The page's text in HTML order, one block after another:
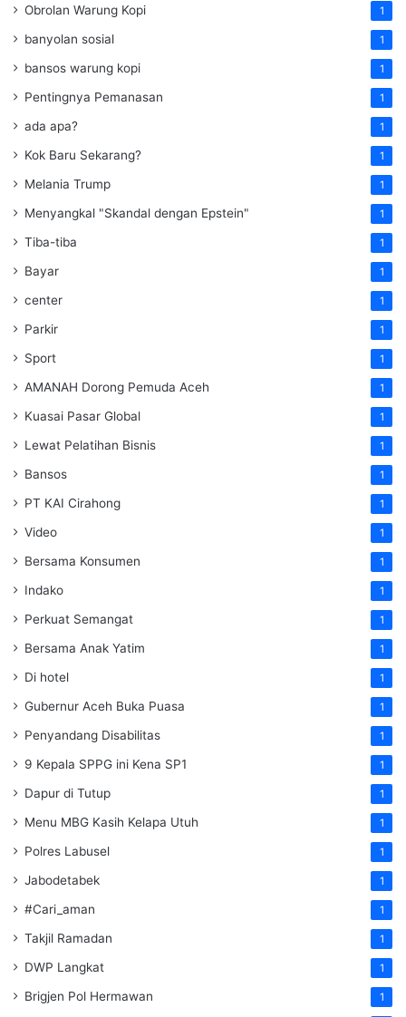
Obrolan Warung Kopi 1
banyolan sosial 1
bansos warung kopi 1
Pentingnya Pemanasan 1
ada apa? 1
Kok Baru Sekarang? 1
Melania Trump 1
Menyangkal "Skandal dengan Epstein" 1
Tiba-tiba 1
Bayar 1
center 1
Parkir 1
Sport 1
AMANAH Dorong Pemuda Aceh 1
Kuasai Pasar Global 1
Lewat Pelatihan Bisnis 1
Bansos 1
PT KAI Cirahong 1
Video 1
Bersama Konsumen 1
Indako 1
Perkuat Semangat 1
Bersama Anak Yatim 1
Di hotel 1
Gubernur Aceh Buka Puasa 1
Penyandang Disabilitas 1
9 Kepala SPPG ini Kena SP1 1
Dapur di Tutup 1
Menu MBG Kasih Kelapa Utuh 1
Polres Labusel 1
Jabodetabek 1
#Cari_aman 1
Takjil Ramadan 1
DWP Langkat 1
Brigjen Pol Hermawan 1